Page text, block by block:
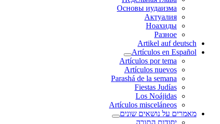
Основы иудаизма
Актуалия
Ноахиды
Разное
Artikel auf deutsch
Artículos en Español
Artículos por tema
Artículos nuevos
Parashá de la semana
Fiestas Judías
Los Noájidas
Artículos misceláneos
מאמרים על נושאים שונים